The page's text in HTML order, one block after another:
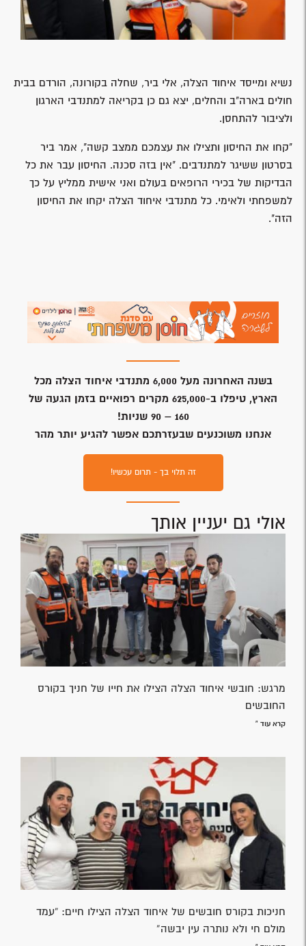
נשיא ומייסד איחוד הצלה, אלי ביר, שחלה בקורונה, הורדם בבית
חולים בארה"ב והחלים, יצא גם כן בקריאה למתנדבי הארגון
ולציבור להתחסן.
"קחו את החיסון ותצילו את עצמכם ממצב קשה", אמר ביר
בסרטון ששיגר למתנדבים. "אין בזה סכנה. החיסון עבר את כל
הבדיקות של בכירי הרופאים בעולם ואני אישית ממליץ על כך
למשפחתי ולאימי. כל מתנדבי איחוד הצלה יקחו את החיסון
הזה".
בשנה האחרונה מעל 6,000 מתנדבי איחוד הצלה מכל
הארץ, טיפלו ב-625,000 מקרים רפואיים בזמן הגעה של
160 – 90 שניות!
אנחנו משוכנעים שבעזרתכם אפשר להגיע יותר מהר
זה תלוי בך - תרום עכשיו!
אולי גם יעניין אותך
מרגש: חובשי איחוד הצלה הצילו את חייו של חניך בקורס
החובשים
קרא עוד »
חניכות בקורס חובשים של איחוד הצלה הצילו חיים: “עמד
מולם חי ולא נותרה עין יבשה”